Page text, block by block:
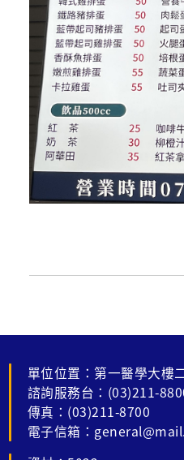
單位位置：第一醫學大樓
諮詢服務台：(03)211-
傳真：(03)211-8700
電子信箱：